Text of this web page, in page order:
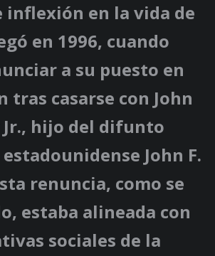
inflexión en la vida de
en 1996, cuando
a su puesto en
tras casarse con John
Jr., hijo del difunto
John F.
renuncia, como se
estaba alineada con
sociales de la